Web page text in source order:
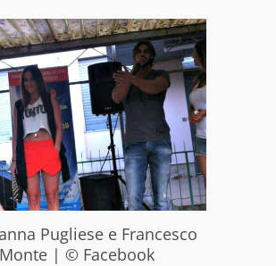
Pugliese e Francesco
Monte | © Facebook